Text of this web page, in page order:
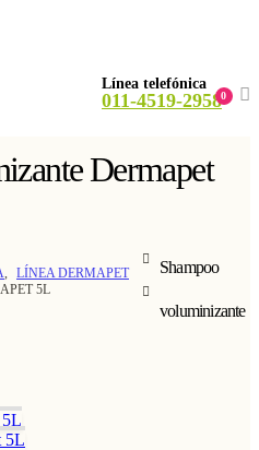
Línea telefónica
011-4519-29580
Dermapet
,
LÍNEA DERMAPET
5L
Shampoo
voluminizante
5L
5L